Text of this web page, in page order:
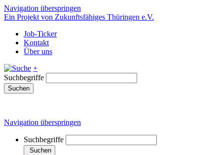
Navigation überspringen
Ein Projekt von Zukunftsfähiges Thüringen e.V.
Job-Ticker
Kontakt
Über uns
+
Suchbegriffe
Suchen
Navigation überspringen
Suchbegriffe
Suchen